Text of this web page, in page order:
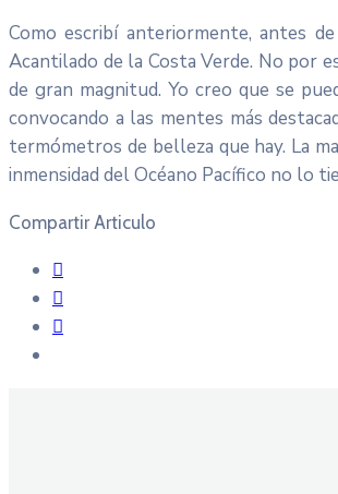
Como escribí anteriormente, antes
Acantilado de la Costa Verde. No por
de gran magnitud. Yo creo que se
convocando a las mentes más
termómetros de belleza que hay. La
inmensidad del Océano Pacífico no lo
Compartir Articulo